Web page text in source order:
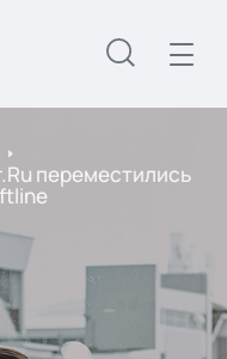
переместились